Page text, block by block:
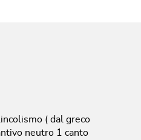
( dal greco
neutro 1 canto